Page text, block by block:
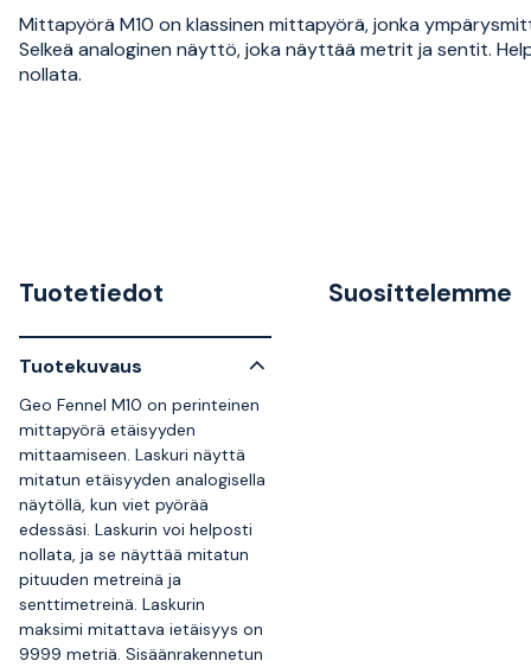
Mittapyörä M10 on klassinen mittapyörä, jonka
Selkeä analoginen näyttö, joka näyttää metrit ja sentit.
nollata.
Tuotetiedot
Tuotekuvaus
Geo Fennel M10 on perinteinen
mittapyörä etäisyyden
mittaamiseen. Laskuri näyttä
mitatun etäisyyden analogisella
näytöllä, kun viet pyörää
edessäsi. Laskurin voi helposti
nollata, ja se näyttää mitatun
pituuden metreinä ja
senttimetreinä. Laskurin
maksimi mitattava ietäisyys on
9999 metriä. Sisäänrakennetun
Suosittelemme